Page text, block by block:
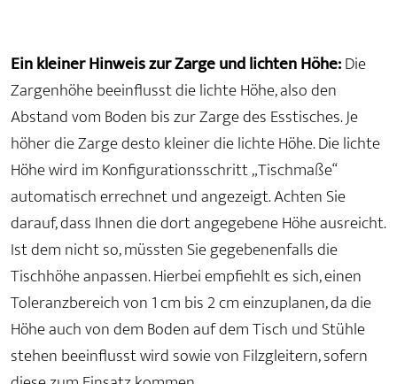
Ein kleiner Hinweis zur Zarge und lichten Höhe:Die
Zargenhöhe beeinflusst die lichte Höhe, also den
Abstand vom Boden bis zur Zarge des Esstisches. Je
höher die Zarge desto kleiner die lichte Höhe. Die lichte
Höhe wird im Konfigurationsschritt „Tischmaße“
automatisch errechnet und angezeigt. Achten Sie
darauf, dass Ihnen die dort angegebene Höhe ausreicht.
Ist dem nicht so, müssten Sie gegebenenfalls die
Tischhöhe anpassen. Hierbei empfiehlt es sich, einen
Toleranzbereich von 1 cm bis 2 cm einzuplanen, da die
Höhe auch von dem Boden auf dem Tisch und Stühle
stehen beeinflusst wird sowie von Filzgleitern, sofern